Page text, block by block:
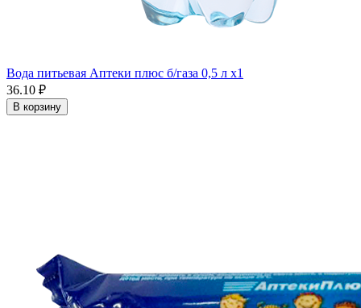
Вода питьевая Аптеки плюс б/газа 0,5 л x1
36.10 ₽
В корзину